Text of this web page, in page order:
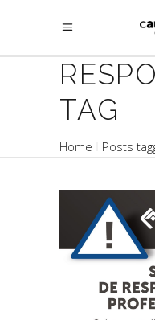
TAG
Home Posts